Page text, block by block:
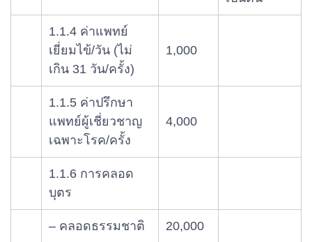
1.1.4 ค่าแพทย์
เยี่ยมไข้/วัน (ไม่
เกิน 31 วัน/ครั้ง)
1,000
1.1.5 ค่าปรึกษา
แพทย์ผู้เชี่ยวชาญ
เฉพาะโรค/ครั้ง
4,000
1.1.6 การคลอด
บุตร
– คลอดธรรมชาติ 20,000